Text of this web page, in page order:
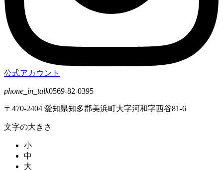
公式アカウント
phone_in_talk0569-82-0395
〒470-2404 愛知県知多郡美浜町大字河和字西谷81-6
文字の大きさ
小
中
大